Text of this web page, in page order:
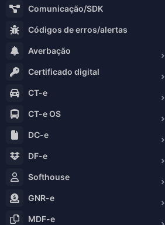
Comunicação/SDK
Códigos de erros/alertas
Averbação
Certificado digital
CT-e
CT-e OS
DC-e
DF-e
Softhouse
GNR-e
MDF-e